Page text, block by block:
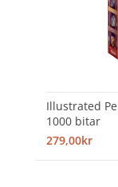
Illustrated
1000 bitar
279,00kr